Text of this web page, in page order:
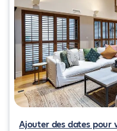
Ajouter des dates pour